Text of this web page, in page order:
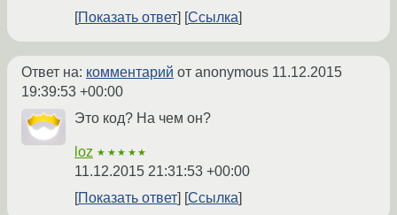
Показать ответ
Ссылка
Ответ на: комментарий от anonymous 11.12.2015
19:39:53 +00:00
Это код? На чем он?
loz ★★★★★
11.12.2015 21:31:53 +00:00
Показать ответ
Ссылка